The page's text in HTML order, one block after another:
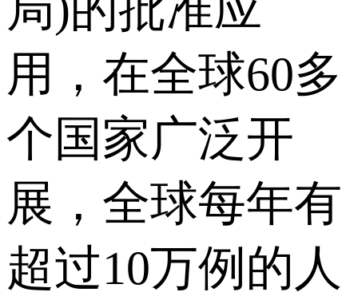
用，在全球60多
个国家广泛开
展，全球每年有
超过10万例的人